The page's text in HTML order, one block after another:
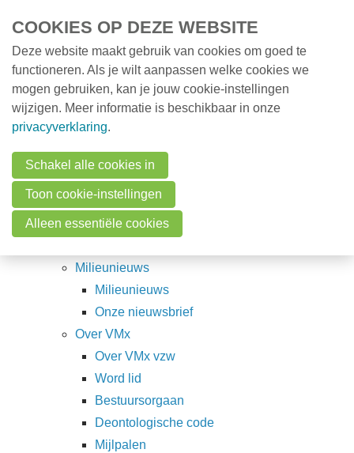
MENU
Sitemap
VMx vzw sitemap
Main menu
Opleidingen
Milieunieuws
Milieunieuws
Onze nieuwsbrief
Over VMx
Over VMx vzw
Word lid
Bestuursorgaan
Deontologische code
Mijlpalen
Milieunieuws
Vacatures
Zoeken
Login
Français
Nederlands
COOKIES OP DEZE WEBSITE
Deze website maakt gebruik van cookies om goed te
functioneren. Als je wilt aanpassen welke cookies we
mogen gebruiken, kan je jouw cookie-instellingen
wijzigen. Meer informatie is beschikbaar in onze
privacyverklaring.
Schakel alle cookies in
Toon cookie-instellingen
Alleen essentiële cookies